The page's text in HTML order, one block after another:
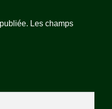
Les champs